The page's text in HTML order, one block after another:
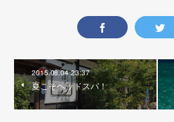
2015.08.04 23:37
夏こそヘッドスパ！